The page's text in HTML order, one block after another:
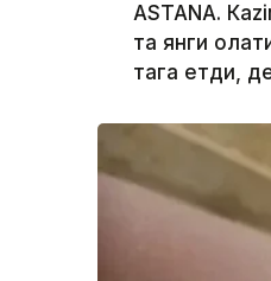
ASTANА.
та янги
тага етди,